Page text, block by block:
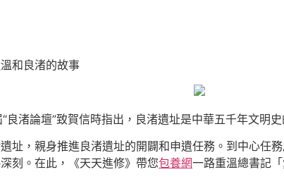
和良渚的故事
渚論壇”致賀信時指出，良渚遺址是中華五千年文明
址，親身推進良渚遺址的開闢和申遺任務。到中心任
刻。在此，《天天進修》帶您包養網一路重溫總書記